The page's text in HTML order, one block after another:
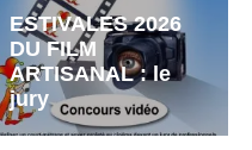
ESTIVALES 2026
DU FILM
ARTISANAL : le
jury